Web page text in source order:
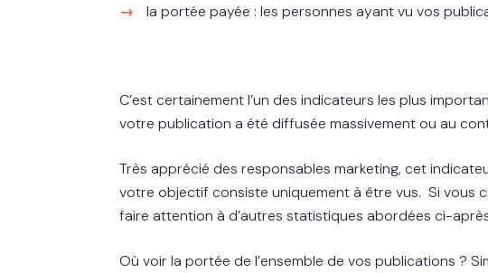
la portée payée : les personnes ayant vu vos
C’est certainement l’un des indicateurs les plus
votre publication a été diffusée massivement ou au
Très apprécié des responsables marketing, cet
votre objectif consiste uniquement à être vus. Si vous
faire attention à d’autres statistiques abordées ci-
Où voir la portée de l’ensemble de vos publications ?